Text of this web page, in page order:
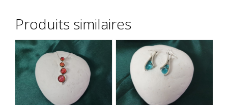
Produits similaires